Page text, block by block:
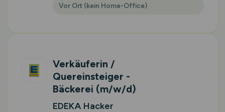
Vor Ort (kein Home-Office)
Verkäuferin /
Quereinsteiger -
Bäckerei (m/w/d)
EDEKA Hacker